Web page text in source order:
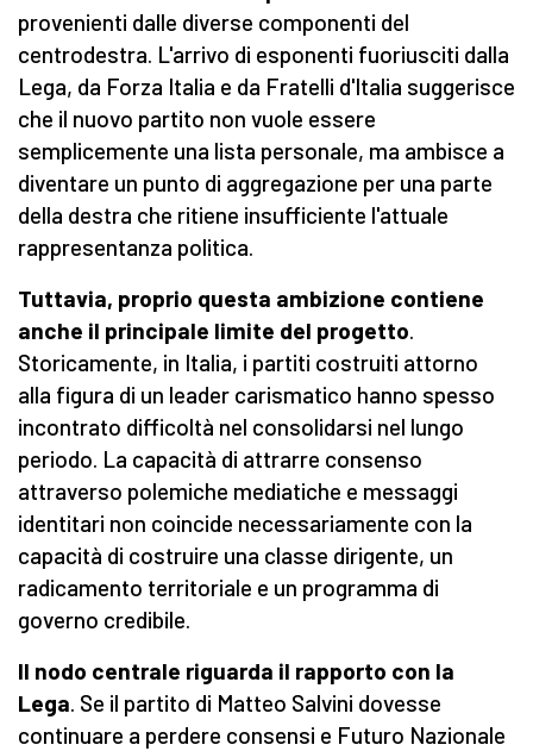
provenienti dalle diverse componenti del
centrodestra. L'arrivo di esponenti fuoriusciti dalla
Lega, da Forza Italia e da Fratelli d'Italia suggerisce
che il nuovo partito non vuole essere
semplicemente una lista personale, ma ambisce a
diventare un punto di aggregazione per una parte
della destra che ritiene insufficiente l'attuale
rappresentanza politica.
Tuttavia, proprio questa ambizione contiene
anche il principale limite del progetto.
Storicamente, in Italia, i partiti costruiti attorno
alla figura di un leader carismatico hanno spesso
incontrato difficoltà nel consolidarsi nel lungo
periodo. La capacità di attrarre consenso
attraverso polemiche mediatiche e messaggi
identitari non coincide necessariamente con la
capacità di costruire una classe dirigente, un
radicamento territoriale e un programma di
governo credibile.
Il nodo centrale riguarda il rapporto con la
Lega. Se il partito di Matteo Salvini dovesse
continuare a perdere consensi e Futuro Nazionale